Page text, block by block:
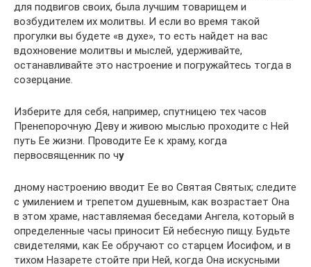
для подвигов своих, была лучшим товарищем и
возбудителем их молитвы. И если во время такой
прогулки вы будете «в духе», то есть найдет на вас
вдохновение молитвы и мыслей, удерживайте,
останавливайте это настроение и погружайтесь тогда в
созерцание.
Изберите для себя, например, спутницею тех часов
Пренепорочную Деву и живою мыслью проходите с Ней
путь Ее жизни. Проводите Ее к храму, когда
первосвященник по чу
дному настроению вводит Ее во Святая Святых; следите
с умилением и трепетом душевным, как возрастает Она
в этом храме, наставляемая беседами Ангела, который в
определенные часы приносит Ей небесную пищу. Будьте
свидетелями, как Ее обручают со старцем Иосифом, и в
тихом Назарете стойте при Ней, когда Она искусными